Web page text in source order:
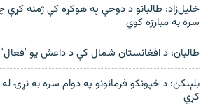
خليل‌زاد: طالبانو د دوحې په هوکړه کې ژمنه
سره به مبارزه کوي
طالبان: د افغانستان شمال کې د داعش یو
بلېنکن: د ځپونکو فرمانونو په دوام سره به نړۍ
کړي